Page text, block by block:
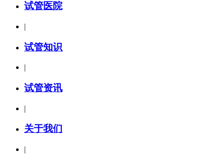
试管医院
|
试管知识
|
试管资讯
|
关于我们
|